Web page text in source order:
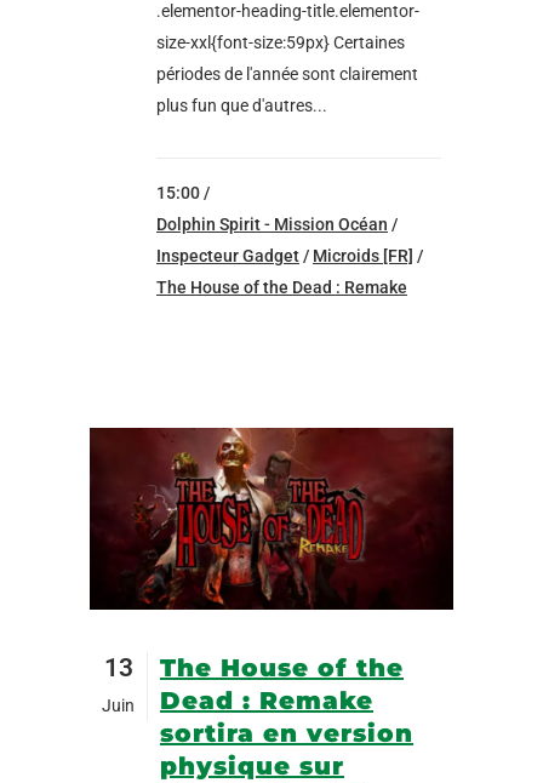
.elementor-heading-title.elementor-
size-xxl{font-size:59px} Certaines
périodes de l'année sont clairement
plus fun que d'autres...
15:00 /
Dolphin Spirit - Mission Océan /
Inspecteur Gadget / Microids [FR] /
The House of the Dead : Remake
13
Juin
The House of the
Dead : Remake
sortira en version
physique sur